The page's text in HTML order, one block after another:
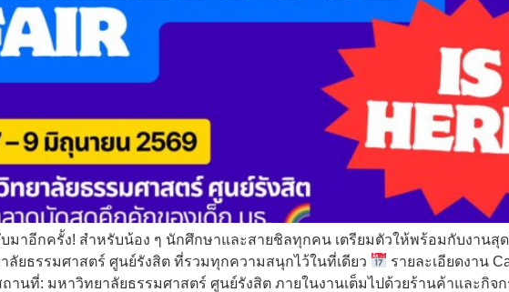
าอีกครั้ง! สำหรับน้อง ๆ นักศึกษาและสายชิลทุกคน เตรียมตัวให้พร้อมกับงานสุด
ยธรรมศาสตร์ ศูนย์รังสิต ที่รวมทุกความสนุกไว้ในที่เดียว
รายละเอียดงาน
ถานที่: มหาวิทยาลัยธรรมศาสตร์ ศูนย์รังสิต ภายในงานเต็มไปด้วยร้านค้าและกิจ